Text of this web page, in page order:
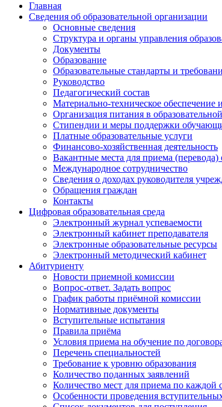
Главная
Сведения об образовательной организации
Основные сведения
Структура и органы управления
Документы
Образование
Образовательные стандарты и
Руководство
Педагогический состав
Материально-техническое обеспечение
Организация питания в
Стипендии и меры поддержки
Платные образовательные услуги
Финансово-хозяйственная деятельность
Вакантные места для приема
Международное сотрудничество
Сведения о доходах руководителя
Обращения граждан
Контакты
Цифровая образовательная среда
Электронный журнал успеваемости
Электронный кабинет преподавателя
Электронные образовательные ресурсы
Электронный методический кабинет
Абитуриенту
Новости приемной комиссии
Вопрос-ответ. Задать вопрос
График работы приёмной комиссии
Нормативные документы
Вступительные испытания
Правила приёма
Условия приема на обучение по
Перечень специальностей
Требование к уровню образования
Количество поданных заявлений
Количество мест для приема по каждой
Особенности проведения